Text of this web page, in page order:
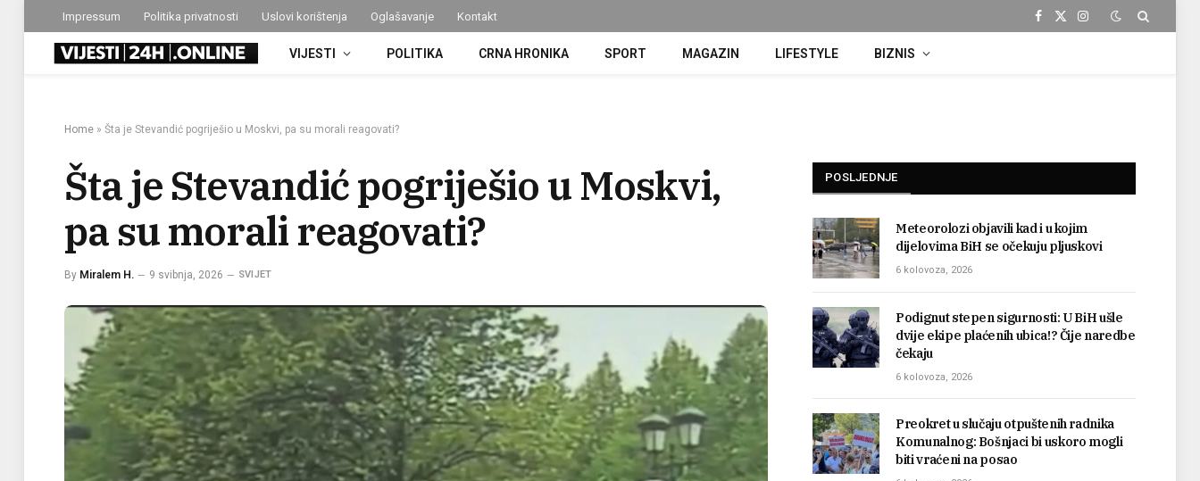
Impressum Politika privatnosti Uslovi korištenja Oglašavanje Kontakt
Facebook
X
Instagram
VIJESTI POLITIKA CRNA HRONIKA SPORT MAGAZIN LIFESTYLE BIZNIS
Home » Šta je Stevandić pogriješio u Moskvi, pa su morali reagovati?
Šta je Stevandić pogriješio u Moskvi,
pa su morali reagovati?
By Miralem H. 9 svibnja, 2026 SVIJET
POSLJEDNJE
Meteorolozi objavili kad i u kojim
dijelovima BiH se očekuju pljuskovi
6 kolovoza, 2026
Podignut stepen sigurnosti: U BiH ušle
dvije ekipe plaćenih ubica!? Čije naredbe
čekaju
6 kolovoza, 2026
Preokret u slučaju otpuštenih radnika
Komunalnog: Bošnjaci bi uskoro mogli
biti vraćeni na posao